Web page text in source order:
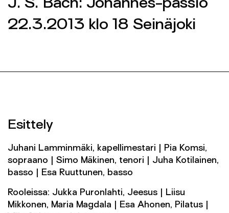
SEINÄJOEN KAUPUNGINORKESTERI 2026 ©
INFO@SKOR.FI
INSTAGRAM
J. S. Bach: Johannes-passio
22.3.2013 klo 18 Seinäjoki
Esittely
Juhani Lamminmäki, kapellimestari | Pia Komsi,
sopraano | Simo Mäkinen, tenori | Juha Kotilainen,
basso | Esa Ruuttunen, basso
Rooleissa: Jukka Puronlahti, Jeesus | Liisu
Mikkonen, Maria Magdala | Esa Ahonen, Pilatus |
Yhteys